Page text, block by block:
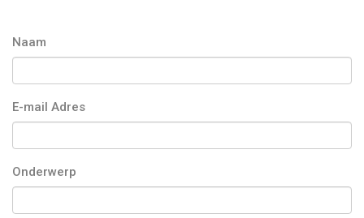
Naam
E-mail Adres
Onderwerp